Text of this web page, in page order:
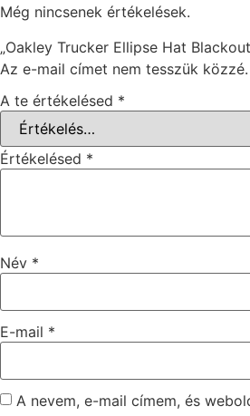
Még nincsenek értékelések.
„Oakley Trucker Ellipse Hat
Az e-mail címet nem tesszük közzé.
A te értékelésed *
Értékelésed *
Név *
E-mail *
A nevem, e-mail címem, és